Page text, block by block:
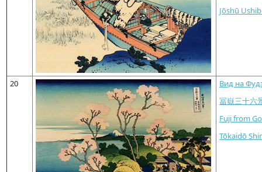
Jōshū
20
Вид на
冨嶽三十六
Fuji from
Tōkaidō